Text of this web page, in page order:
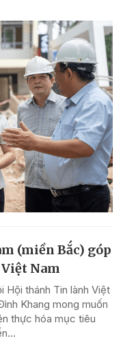
(miền Bắc) góp
Nam
Hội thánh Tin lành Việt
Khang mong muốn
thực hóa mục tiêu